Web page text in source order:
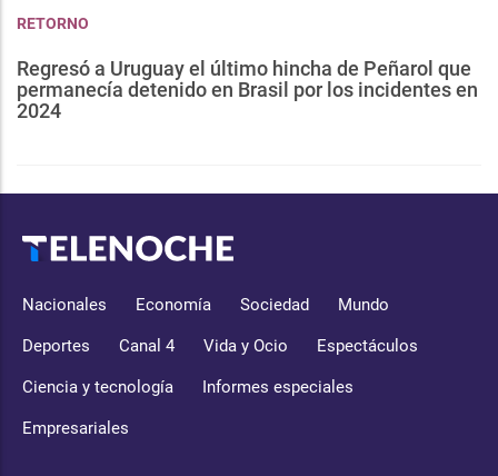
RETORNO
Regresó a Uruguay el último hincha de Peñarol que
permanecía detenido en Brasil por los incidentes en
2024
Nacionales Economía Sociedad Mundo
Deportes Canal 4 Vida y Ocio Espectáculos
Ciencia y tecnología Informes especiales
Empresariales